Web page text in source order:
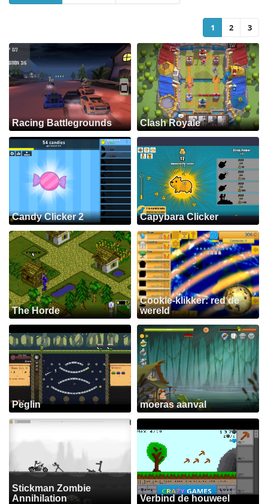
1 2 3
Racing Battlegrounds Clash Royale
Candy Clicker 2 Capybara Clicker
The Horde
Cookie-klikker: red de
wereld
Peglin moeras aanval
Stickman Zombie
Annihilation
Verbind de houweel